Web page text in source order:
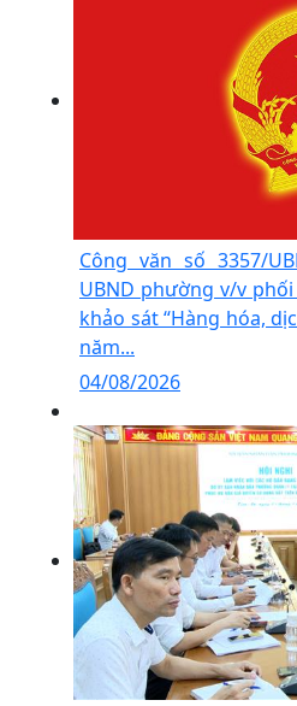
Công văn số 3357/
UBND phường v/v
khảo sát “Hàng hóa,
năm...
04/08/2026